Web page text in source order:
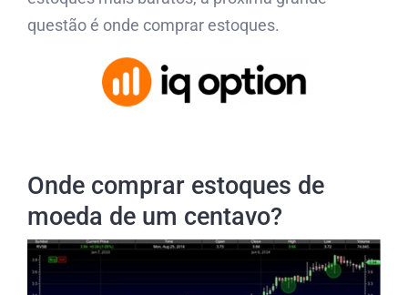
questão é onde comprar estoques.
Onde comprar estoques de
moeda de um centavo?